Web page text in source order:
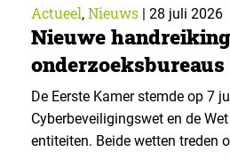
Actueel, Nieuws | 28 juli 2026
Nieuwe
onderzoeksbureaus
De Eerste Kamer stemde op 7
Cyberbeveiligingswet en de
entiteiten. Beide wetten treden